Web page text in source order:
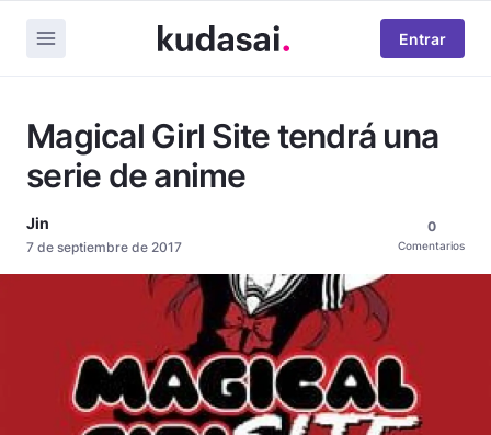
Entrar
Magical Girl Site tendrá una
serie de anime
Jin
7 de septiembre de 2017
0
Comentarios